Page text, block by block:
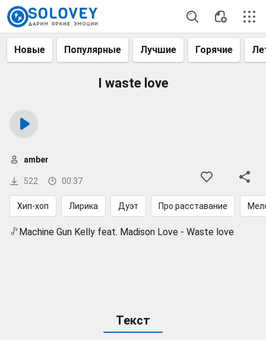
Новые Популярные Лучшие Горячие
I waste love
522 00:37
amber
Хип-хоп Лирика Дуэт Про расставание
Machine Gun Kelly feat. Madison Love - Waste love
Текст